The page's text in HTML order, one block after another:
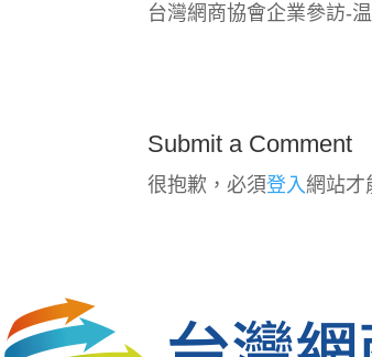
台灣網商協會企業參訪-
Submit a Comment
很抱歉，必須登入 網站才